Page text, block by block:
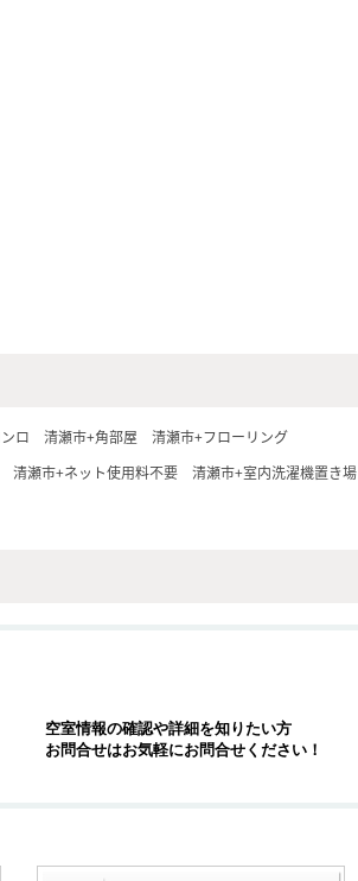
ロ 清瀬市+角部屋
清瀬市+フローリング
清瀬市+ネット使用料不要
清瀬市+室内洗濯機置き場
空室情報の確認や詳細を知りたい方
お問合せはお気軽にお問合せください！